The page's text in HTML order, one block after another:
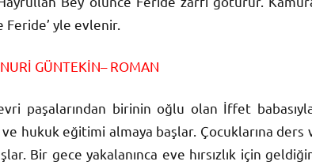
Feride’ yle evlenir.
GÜNTEKİN– ROMAN
paşalarından birinin oğlu olan İffet
hukuk eğitimi almaya başlar. Çocuklarına ders
Bir gece yakalanınca eve hırsızlık için